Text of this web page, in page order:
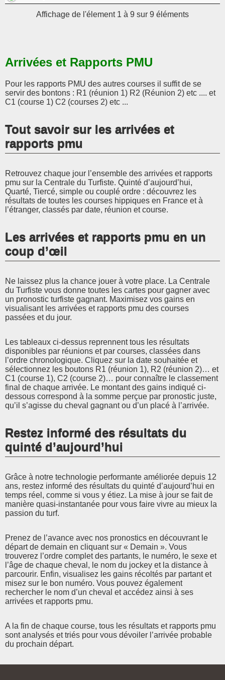
Affichage de l'élement 1 à 9 sur 9 éléments
Arrivées et Rapports PMU
Pour les rapports PMU des autres courses il suffit de se
servir des bontons : R1 (réunion 1) R2 (Réunion 2) etc .... et
C1 (course 1) C2 (courses 2) etc ...
Tout savoir sur les arrivées et
rapports pmu
Retrouvez chaque jour l’ensemble des arrivées et rapports
pmu sur la Centrale du Turfiste. Quinté d’aujourd’hui,
Quarté, Tiercé, simple ou couplé ordre : découvrez les
résultats de toutes les courses hippiques en France et à
l’étranger, classés par date, réunion et course.
Les arrivées et rapports pmu en un
coup d’œil
Ne laissez plus la chance jouer à votre place. La Centrale
du Turfiste vous donne toutes les cartes pour gagner avec
un pronostic turfiste gagnant. Maximisez vos gains en
visualisant les arrivées et rapports pmu des courses
passées et du jour.
Les tableaux ci-dessus reprennent tous les résultats
disponibles par réunions et par courses, classées dans
l’ordre chronologique. Cliquez sur la date souhaitée et
sélectionnez les boutons R1 (réunion 1), R2 (réunion 2)… et
C1 (course 1), C2 (course 2)… pour connaître le classement
final de chaque arrivée. Le montant des gains indiqué ci-
dessous correspond à la somme perçue par pronostic juste,
qu’il s’agisse du cheval gagnant ou d’un placé à l’arrivée.
Restez informé des résultats du
quinté d’aujourd’hui
Grâce à notre technologie performante améliorée depuis 12
ans, restez informé des résultats du quinté d’aujourd’hui en
temps réel, comme si vous y étiez. La mise à jour se fait de
manière quasi-instantanée pour vous faire vivre au mieux la
passion du turf.
Prenez de l’avance avec nos pronostics en découvrant le
départ de demain en cliquant sur « Demain ». Vous
trouverez l’ordre complet des partants, le numéro, le sexe et
l’âge de chaque cheval, le nom du jockey et la distance à
parcourir. Enfin, visualisez les gains récoltés par partant et
misez sur le bon numéro. Vous pouvez également
rechercher le nom d’un cheval et accédez ainsi à ses
arrivées et rapports pmu.
A la fin de chaque course, tous les résultats et rapports pmu
sont analysés et triés pour vous dévoiler l’arrivée probable
du prochain départ.